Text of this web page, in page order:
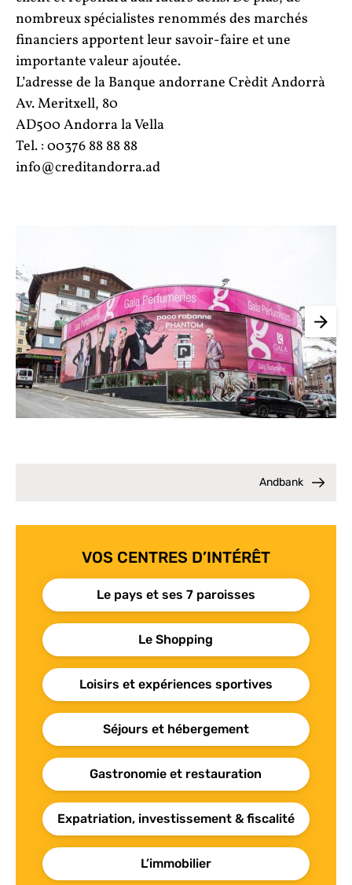
nombreux spécialistes renommés des marchés
financiers apportent leur savoir-faire et une
importante valeur ajoutée.
L’adresse de la Banque andorrane Crèdit Andorrà
Av. Meritxell, 80
AD500 Andorra la Vella
Tel. : 00376 88 88 88
info@creditandorra.ad
Andbank
VOS CENTRES D’INTÉRÊT
Le pays et ses 7 paroisses
Le Shopping
Loisirs et expériences sportives
Séjours et hébergement
Gastronomie et restauration
Expatriation, investissement & fiscalité
L’immobilier